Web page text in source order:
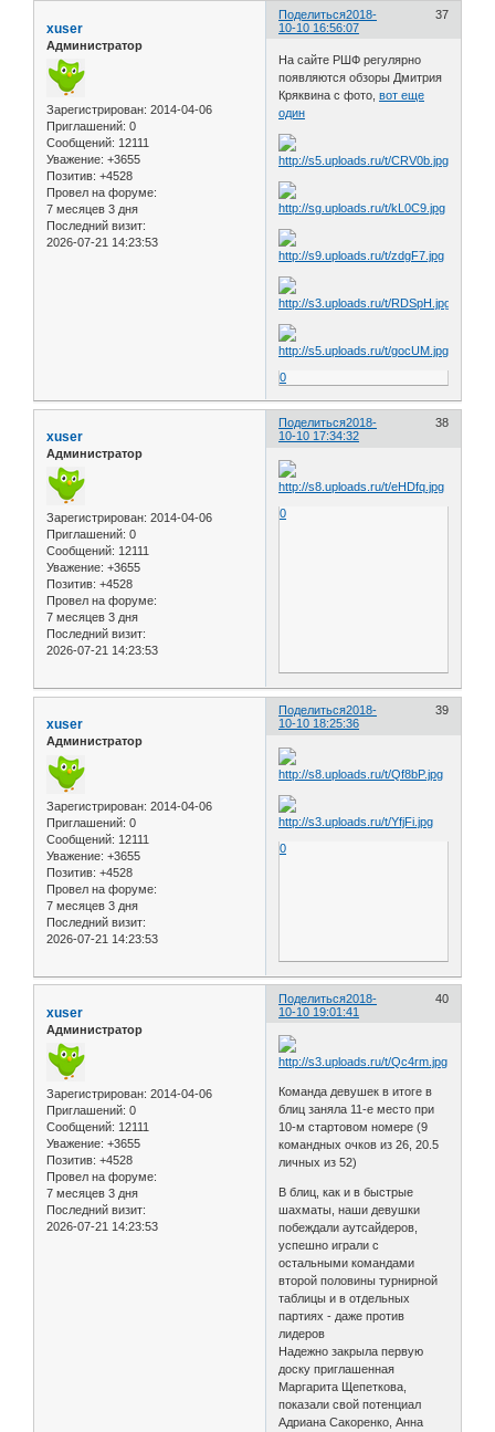
Поделиться 37
2018-
10-10 16:56:07
xuser
Администратор
Зарегистрирован: 2014-04-06
Приглашений: 0
Сообщений: 12111
Уважение: +3655
Позитив: +4528
Провел на форуме:
7 месяцев 3 дня
Последний визит:
2026-07-21 14:23:53
На сайте РШФ регулярно
появляются обзоры Дмитрия
Кряквина с фото,вот еще
один
0
Поделиться 38
2018-
10-10 17:34:32
xuser
Администратор
Зарегистрирован: 2014-04-06
Приглашений: 0
Сообщений: 12111
Уважение: +3655
Позитив: +4528
Провел на форуме:
7 месяцев 3 дня
Последний визит:
2026-07-21 14:23:53
0
Поделиться 39
2018-
10-10 18:25:36
xuser
Администратор
Зарегистрирован: 2014-04-06
Приглашений: 0
Сообщений: 12111
Уважение: +3655
Позитив: +4528
Провел на форуме:
7 месяцев 3 дня
Последний визит:
2026-07-21 14:23:53
0
Поделиться 40
2018-
10-10 19:01:41
xuser
Администратор
Зарегистрирован: 2014-04-06
Приглашений: 0
Сообщений: 12111
Уважение: +3655
Позитив: +4528
Провел на форуме:
7 месяцев 3 дня
Последний визит:
2026-07-21 14:23:53
Команда девушек в итоге в
блиц заняла 11-е место при
10-м стартовом номере (9
командных очков из 26, 20.5
личных из 52)
В блиц, как и в быстрые
шахматы, наши девушки
побеждали аутсайдеров,
успешно играли с
остальными командами
второй половины турнирной
таблицы и в отдельных
партиях - даже против
лидеров
Надежно закрыла первую
доску приглашенная
Маргарита Щепеткова,
показали свой потенциал
Адриана Сакоренко, Анна